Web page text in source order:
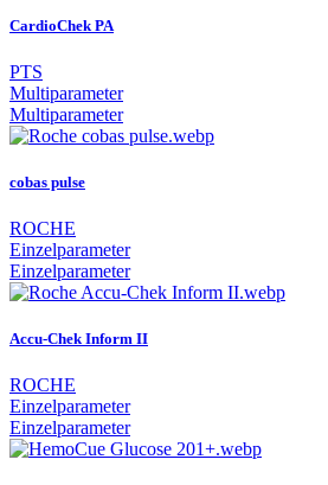
CardioChek PA
PTS
Multiparameter
Multiparameter
cobas pulse
ROCHE
Einzelparameter
Einzelparameter
Accu-Chek Inform II
ROCHE
Einzelparameter
Einzelparameter